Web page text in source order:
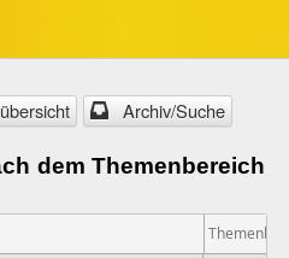
Archiv/Suche
dem Themenbereich